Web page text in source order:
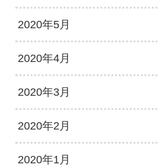
2020年5月
2020年4月
2020年3月
2020年2月
2020年1月